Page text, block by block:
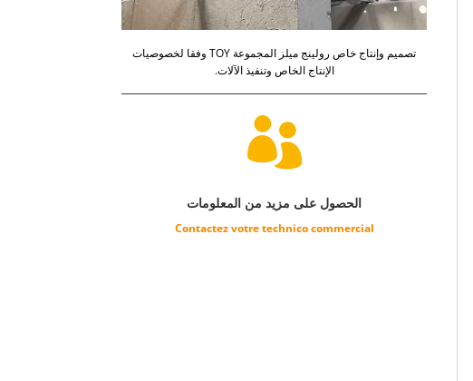
تصميم وإنتاج خاص رولينج ميلز المجموعة TOY وفقا لخصوصيات
الإنتاج الخاص وتنفيذ الآلات.

الحصول على مزيد من المعلومات
Contactez votre technico commercial